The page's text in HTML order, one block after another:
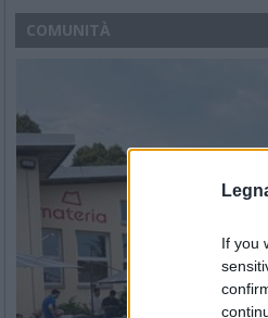
If you
COMUNITÀ